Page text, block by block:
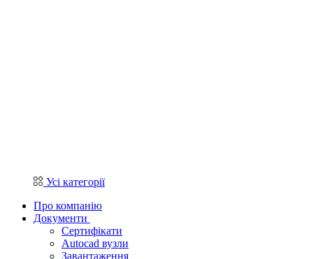
Усі категорії
Про компанію
Документи
Сертифікати
Autocad вузли
Завантаження